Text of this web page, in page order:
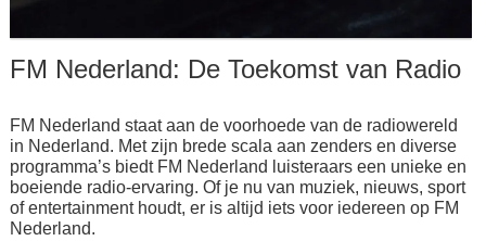
FM Nederland: De Toekomst van Radio
FM Nederland staat aan de voorhoede van de radiowereld
in Nederland. Met zijn brede scala aan zenders en diverse
programma’s biedt FM Nederland luisteraars een unieke en
boeiende radio-ervaring. Of je nu van muziek, nieuws, sport
of entertainment houdt, er is altijd iets voor iedereen op FM
Nederland.